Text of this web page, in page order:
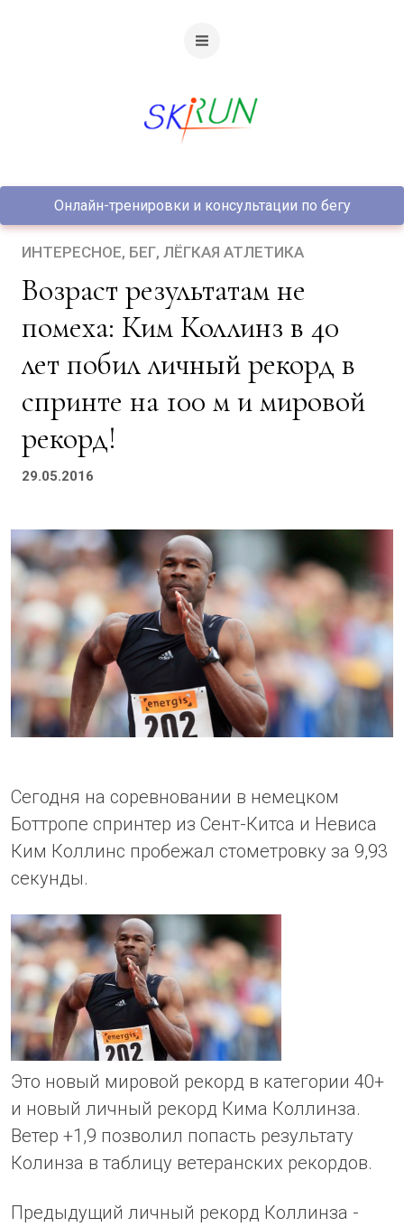
Онлайн-тренировки и консультации по бегу
ИНТЕРЕСНОЕ БЕГ ЛЁГКАЯ АТЛЕТИКА
Возраст результатам не
помеха: Ким Коллинз в 40
лет побил личный рекорд в
спринте на 100 м и мировой
рекорд!
29.05.2016
Сегодня на соревновании в немецком
Боттропе спринтер из Сент-Китса и Невиса
Ким Коллинс пробежал стометровку за 9,93
секунды.
Это новый мировой рекорд в категории 40+
и новый личный рекорд Кима Коллинза.
Ветер +1,9 позволил попасть результату
Колинза в таблицу ветеранских рекордов.
Предыдущий личный рекорд Коллинза -